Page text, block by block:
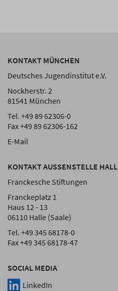
SOCIAL MEDIA
LinkedIn
KONTAKT MÜNCHEN
Deutsches Jugendinstitut e.V.
Nockherstr. 2
81541 München
Tel. +49 89 62306-0
Fax +49 89 62306-162
E-Mail
KONTAKT AUSSENSTELLE HALLE
Franckesche Stiftungen
Franckeplatz 1
Haus 12 - 13
06110 Halle (Saale)
Tel. +49 345 68178-0
Fax +49 345 68178-47